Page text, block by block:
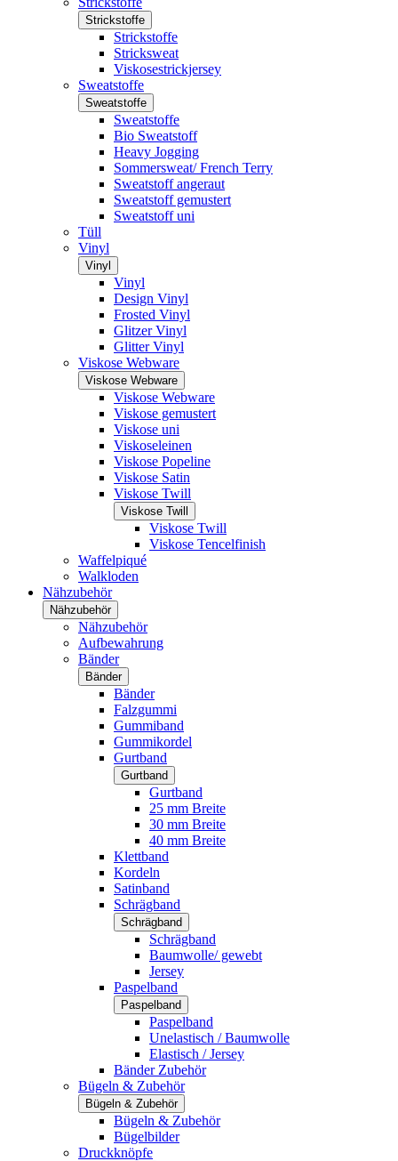
Strickstoffe
Strickstoffe
Stricksweat
Viskosestrickjersey
Sweatstoffe
Sweatstoffe
Sweatstoffe
Bio Sweatstoff
Heavy Jogging
Sommersweat/ French Terry
Sweatstoff angeraut
Sweatstoff gemustert
Sweatstoff uni
Tüll
Vinyl
Vinyl
Vinyl
Design Vinyl
Frosted Vinyl
Glitzer Vinyl
Glitter Vinyl
Viskose Webware
Viskose Webware
Viskose Webware
Viskose gemustert
Viskose uni
Viskoseleinen
Viskose Popeline
Viskose Satin
Viskose Twill
Viskose Twill
Viskose Twill
Viskose Tencelfinish
Waffelpiqué
Walkloden
Nähzubehör
Nähzubehör
Nähzubehör
Aufbewahrung
Bänder
Bänder
Bänder
Falzgummi
Gummiband
Gummikordel
Gurtband
Gurtband
Gurtband
25 mm Breite
30 mm Breite
40 mm Breite
Klettband
Kordeln
Satinband
Schrägband
Schrägband
Schrägband
Baumwolle/ gewebt
Jersey
Paspelband
Paspelband
Paspelband
Unelastisch / Baumwolle
Elastisch / Jersey
Bänder Zubehör
Bügeln & Zubehör
Bügeln & Zubehör
Bügeln & Zubehör
Bügelbilder
Druckknöpfe